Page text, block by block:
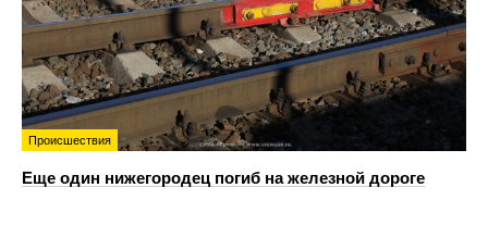
Происшествия
Еще один нижегородец погиб на железной дороге